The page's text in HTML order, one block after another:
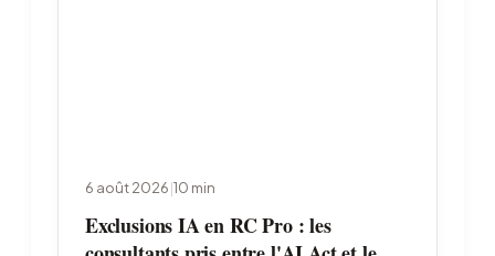
6 août 2026|10 min
Exclusions IA en RC Pro : les